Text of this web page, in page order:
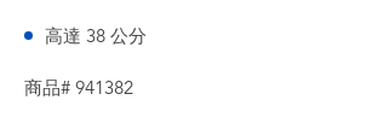
高達 38 公分
商品# 941382